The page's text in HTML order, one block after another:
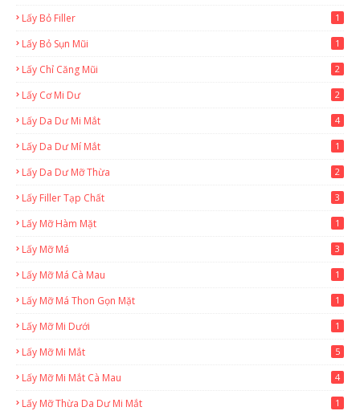
Lấy Bỏ Filler 1
Lấy Bỏ Sụn Mũi 1
Lấy Chỉ Căng Mũi 2
Lấy Cơ Mi Dư 2
Lấy Da Dư Mi Mắt 4
Lấy Da Dư Mí Mắt 1
Lấy Da Dư Mỡ Thừa 2
Lấy Filler Tạp Chất 3
Lấy Mỡ Hàm Mặt 1
Lấy Mỡ Má 3
Lấy Mỡ Má Cà Mau 1
Lấy Mỡ Má Thon Gọn Mặt 1
Lấy Mỡ Mi Dưới 1
Lấy Mỡ Mi Mắt 5
Lấy Mỡ Mi Mắt Cà Mau 4
Lấy Mỡ Thừa Da Dư Mi Mắt 1